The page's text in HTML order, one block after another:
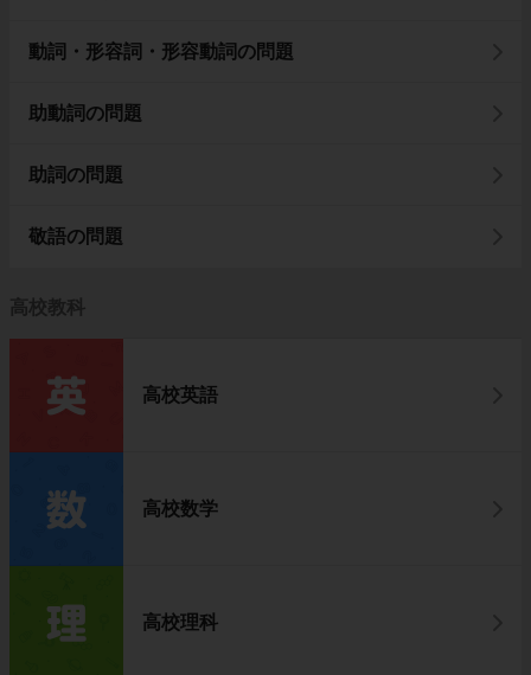
動詞・形容詞・形容動詞の問題
助動詞の問題
助詞の問題
敬語の問題
高校教科
高校英語
高校数学
高校理科